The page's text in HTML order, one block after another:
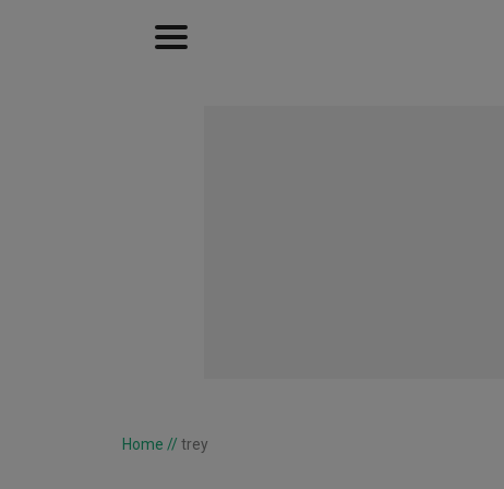
Home // trey